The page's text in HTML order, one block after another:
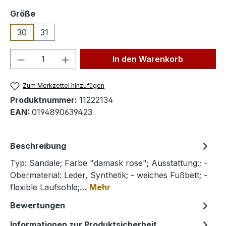
Größeauswählen
30
31
Produkt Anzahl: Gib denIn den Warenkorb
Zum Merkzettel hinzufügen
Produktnummer: 11222134
EAN: 0194890639423
Beschreibung
Typ: Sandale; Farbe "damask rose"; Ausstattung:; -
Obermaterial: Leder, Synthetik; - weiches Fußbett; -
flexible Laufsohle;… Mehr
Bewertungen